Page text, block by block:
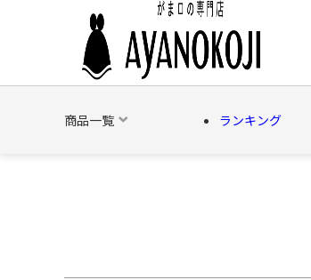
商品一覧 ランキング